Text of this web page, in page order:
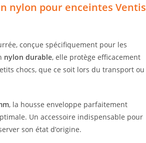
nylon pour enceintes Ventis
conçue spécifiquement pour les
nylon durable, elle protège efficacement
chocs, que ce soit lors du transport ou
, la housse enveloppe parfaitement
Un accessoire indispensable pour
son état d’origine.